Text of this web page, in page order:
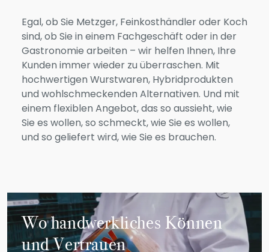
Egal, ob Sie Metzger, Feinkosthändler oder Koch
sind, ob Sie in einem Fachgeschäft oder in der
Gastronomie arbeiten – wir helfen Ihnen, Ihre
Kunden immer wieder zu überraschen. Mit
hochwertigen Wurstwaren, Hybridprodukten
und wohlschmeckenden Alternativen. Und mit
einem flexiblen Angebot, das so aussieht, wie
Sie es wollen, so schmeckt, wie Sie es wollen,
und so geliefert wird, wie Sie es brauchen.
Wo handwerkliches Können
und Vertrauen